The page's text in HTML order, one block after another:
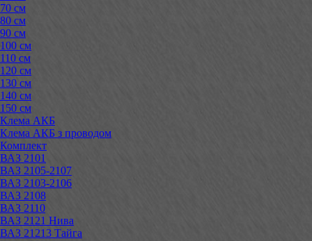
70 см
80 см
90 см
100 см
110 см
120 см
130 см
140 см
150 см
Клема АКБ
Клема АКБ з проводом
Комплект
ВАЗ 2101
ВАЗ 2105-2107
ВАЗ 2103-2106
ВАЗ 2108
ВАЗ 2110
ВАЗ 2121 Нива
ВАЗ 21213 Тайга